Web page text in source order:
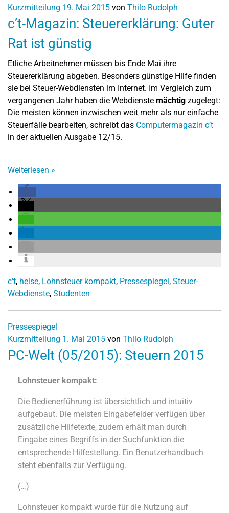
Kurzmitteilung 19. Mai 2015 von Thilo Rudolph
c’t-Magazin: Steuererklärung: Guter
Rat ist günstig
Etliche Arbeitnehmer müssen bis Ende Mai ihre
Steuererklärung abgeben. Besonders günstige Hilfe finden
sie bei Steuer-Webdiensten im Internet. Im Vergleich zum
vergangenen Jahr haben die Webdienste mächtig zugelegt:
Die meisten können inzwischen weit mehr als nur einfache
Steuerfälle bearbeiten, schreibt das Computermagazin c’t
in der aktuellen Ausgabe 12/15.
Weiterlesen »
c't, heise, Lohnsteuer kompakt, Pressespiegel, Steuer-
Webdienste, Studenten
Pressespiegel
Kurzmitteilung 1. Mai 2015 von Thilo Rudolph
PC-Welt (05/2015): Steuern 2015
Lohnsteuer kompakt:
Die Bedienerführung ist übersichtlich und intuitiv
aufgebaut. Die meisten Eingabefelder verfügen über
zusätzliche Hilfetexte, zudem erhält man durch
Eingabe eines Begriffs in der Suchfunktion die
entsprechende Hilfestellung. Ein Benutzerhandbuch
steht ebenfalls zur Verfügung.
(…)
Lohnsteuer kompakt wurde für die Nutzung auf